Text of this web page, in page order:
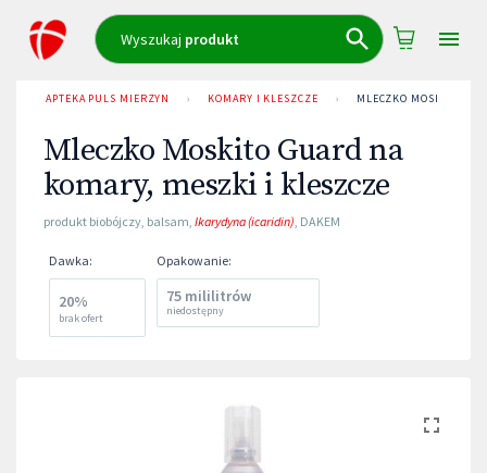
Wyszukaj produkt
APTEKA PULS MIERZYN › KOMARY I KLESZCZE › MLECZKO MOSKITO
Mleczko Moskito Guard na
komary, meszki i kleszcze
produkt biobójczy, balsam, Ikarydyna (icaridin), DAKEM
Dawka:
20%
brak ofert
Opakowanie:
75 mililitrów
niedostępny